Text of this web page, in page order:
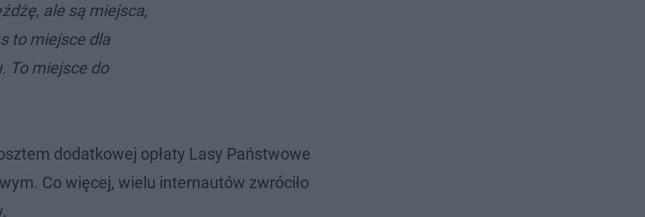
ale są miejsca,
to miejsce dla
To miejsce do
dodatkowej opłaty Lasy Państwowe
Co więcej, wielu internautów zwróciło